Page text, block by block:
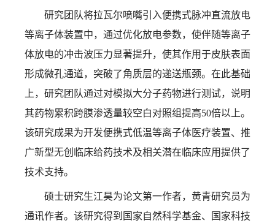
研究团队将拉瓦尔喷嘴引入便携式脉冲直流放电
等离子体装置中，通过优化放电参数，使伴随等离子
体放电的冲击波压力显著提升，使其作用于皮肤表面
形成微孔通道，突破了角质层的递送瓶颈。在此基础
上，研究团队通过对模拟大分子药物进行测试，说明
其药物累积跨膜渗透量较空白对照组提高50倍以上。
该研究成果为开发便携式低温等离子体医疗装置、推
广新型无创临床给药技术及相关潜在临床应用提供了
技术支持。
硕士研究生江昊为论文第一作者，黄青研究员为
通讯作者。 该研究得到国家自然科学基金、国家科技